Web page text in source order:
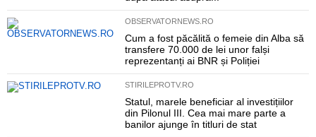
OBSERVATORNEWS.RO
Cum a fost păcălită o femeie din Alba să
transfere 70.000 de lei unor falși
reprezentanți ai BNR și Poliției
STIRILEPROTV.RO
Statul, marele beneficiar al investițiilor
din Pilonul III. Cea mai mare parte a
banilor ajunge în titluri de stat